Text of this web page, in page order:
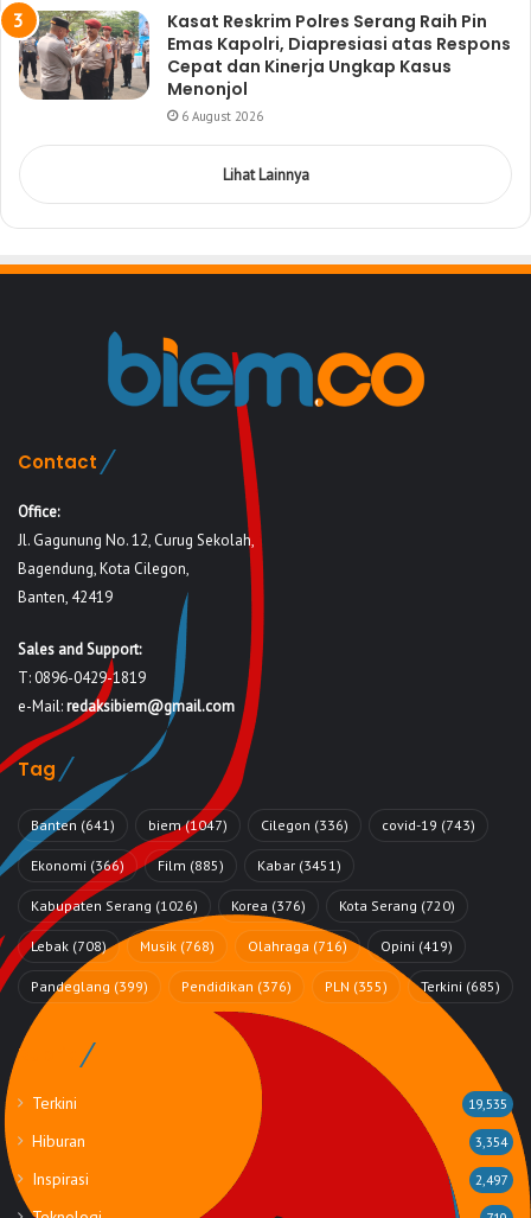
Kasat Reskrim Polres Serang Raih Pin
Emas Kapolri, Diapresiasi atas Respons
Cepat dan Kinerja Ungkap Kasus
Menonjol
6 August 2026
Lihat Lainnya
Contact
Office:
Jl. Gagunung No. 12, Curug Sekolah,
Bagendung, Kota Cilegon,
Banten, 42419
Sales and Support:
T: 0896-0429-1819
e-Mail:redaksibiem@gmail.com
Tag
Banten (641) biem(1047) Cilegon (336) covid-19 (743)
Ekonomi (366) Film (885) Kabar (3451)
Kabupaten Serang (1026) Korea (376) Kota Serang (720)
Lebak (708) Musik (768) Olahraga (716) Opini (419)
Pandeglang (399) Pendidikan (376) PLN (355) Terkini (685)
Rubrik
Terkini 19,535
Hiburan 3,354
Inspirasi 2,497